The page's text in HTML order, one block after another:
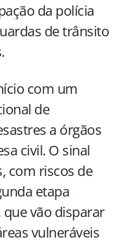
da polícia
de trânsito
com um
de
a órgãos
civil. O sinal
com riscos de
etapa
que vão disparar
vulneráveis